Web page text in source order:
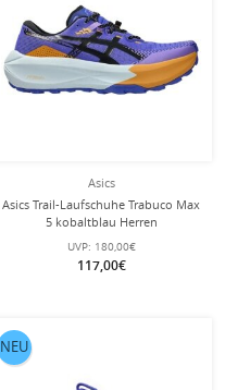
Asics
Asics Trail-Laufschuhe Trabuco Max
5 kobaltblau Herren
UVP: 180,00€
117,00€
NEU